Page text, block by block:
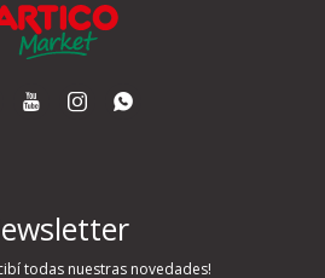
  
todas nuestras novedades!